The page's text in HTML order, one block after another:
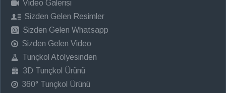
Video Galerisi
Sizden Gelen Resimler
Sizden Gelen Whatsapp
Sizden Gelen Video
Tunçkol Atölyesinden
3D Tunçkol Ürünü
360° Tunçkol Ürünü